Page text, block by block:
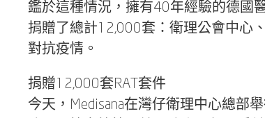
鑑於這種情況，擁有40年經驗的德國
捐贈了總計12,000套：衛理公會中心
對抗疫情。
捐贈12,000套RAT套件
今天，Medisana在灣仔衛理中心總部